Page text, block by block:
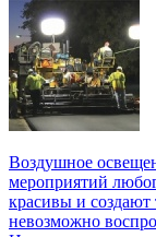
Воздушное
мероприятий
красивы и создают
невозможно